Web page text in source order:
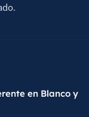
en Blanco y